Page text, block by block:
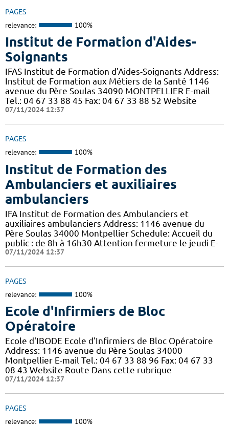
PAGES
relevance: 100%
Institut de Formation d'Aides-
Soignants
IFAS Institut de Formation d'Aides-Soignants Address:
Institut de Formation aux Métiers de la Santé 1146
avenue du Père Soulas 34090 MONTPELLIER E-mail
Tel.: 04 67 33 88 45 Fax: 04 67 33 88 52 Website
07/11/2024 12:37
PAGES
relevance: 100%
Institut de Formation des
Ambulanciers et auxiliaires
ambulanciers
IFA Institut de Formation des Ambulanciers et
auxiliaires ambulanciers Address: 1146 avenue du
Père Soulas 34000 Montpellier Schedule: Accueil du
public : de 8h à 16h30 Attention fermeture le jeudi E-
07/11/2024 12:37
PAGES
relevance: 100%
Ecole d'Infirmiers de Bloc
Opératoire
Ecole d'IBODE Ecole d'Infirmiers de Bloc Opératoire
Address: 1146 avenue du Père Soulas 34000
Montpellier E-mail Tel.: 04 67 33 88 96 Fax: 04 67 33
08 43 Website Route Dans cette rubrique
07/11/2024 12:37
PAGES
relevance: 100%